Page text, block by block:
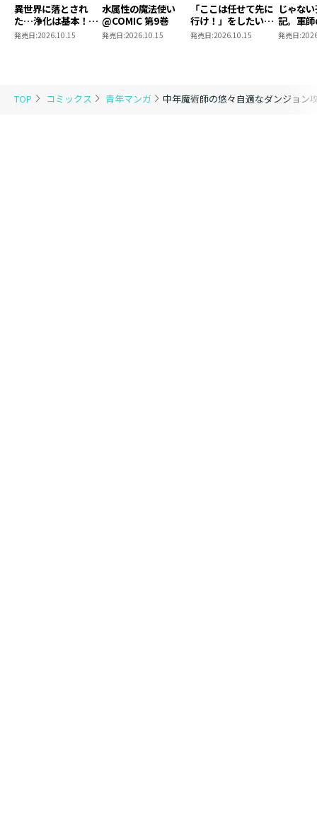
TOP コミックス 青年マンガ 中年魔術師の悠々自適なダンジョン
異世界に落とされ
た…浄化は基本！
@COMIC 第7巻
発売日:2026.10.15
水属性の魔法使い
@COMIC 第9巻
発売日:2026.10.15
「ここは任せて先に
行け！」をしたい死
にたがりの望まぬ宇
発売日:2026.10.15
じゃな
記。軍
われま
発売日: